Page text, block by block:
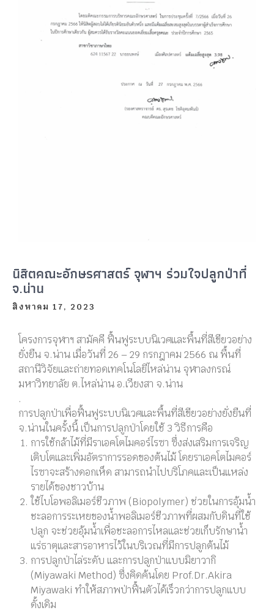
นิสิตคณะอักษรศาสตร์ จุฬาฯ ร่วมใจปลูกป่าที่
จ.น่าน
สิงหาคม 17, 2023
โครงการจุฬาฯ สามัคคี ฟื้นฟูระบบนิเวศและพื้นที่สีเขียวอย่าง
ยั่งยืน จ.น่าน เมื่อวันที่ 26 – 29 กรกฎาคม 2566 ณ พื้นที่
สถานีวิจัยและถ่ายทอดเทคโนโลยีไหล่น่าน จุฬาลงกรณ์
มหาวิทยาลัย ต.ไหล่น่าน อ.เวียงสา จ.น่าน
.
การปลูกป่าเพื่อฟื้นฟูระบบนิเวศและพื้นที่สีเขียวอย่างยั่งยืนที่
จ.น่านในครั้งนี้ เป็นการปลูกป่าโดยใช้ 3 วิธีการคือ
การใช้กล้าไม้ที่มีราเอคโตไมคอร์ไรซา ซึ่งส่งเสริมการเจริญ
เติบโตและเพิ่มอัตราการรอดของต้นไม้ โดยราเอคโตไมคอร์
ไรซาจะสร้างดอกเห็ด สามารถนำไปบริโภคและเป็นแหล่ง
รายได้ของชาวบ้าน
ใช้ไบโอพอลิเมอร์ชีวภาพ (Biopolymer) ช่วยในการอุ้มน้ำ
ชะลอการระเหยของน้ำพอลิเมอร์ชีวภาพที่ผสมกับดินที่ใช้
ปลูก จะช่วยอุ้มน้ำเพื่อชะลอการไหลและช่วยเก็บรักษาน้ำ
แร่ธาตุและสารอาหารไว้ในบริเวณที่มีการปลูกต้นไม้
การปลูกป่าไล่ระดับ และการปลูกป่าแบบมิยาวากิ
(Miyawaki Method) ซึ่งคิดค้นโดย Prof.Dr.Akira
Miyawaki ทำให้สภาพป่าฟื้นตัวได้เร็วกว่าการปลูกแบบ
ดั้งเดิม